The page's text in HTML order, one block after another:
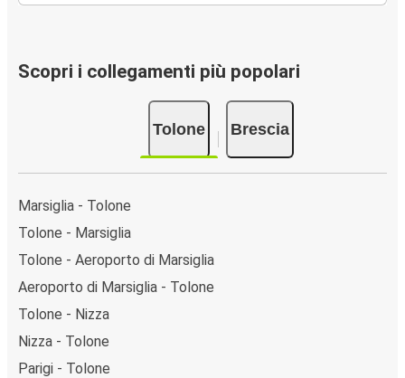
Scopri i collegamenti più popolari
Tolone Brescia
Marsiglia - Tolone
Tolone - Marsiglia
Tolone - Aeroporto di Marsiglia
Aeroporto di Marsiglia - Tolone
Tolone - Nizza
Nizza - Tolone
Parigi - Tolone